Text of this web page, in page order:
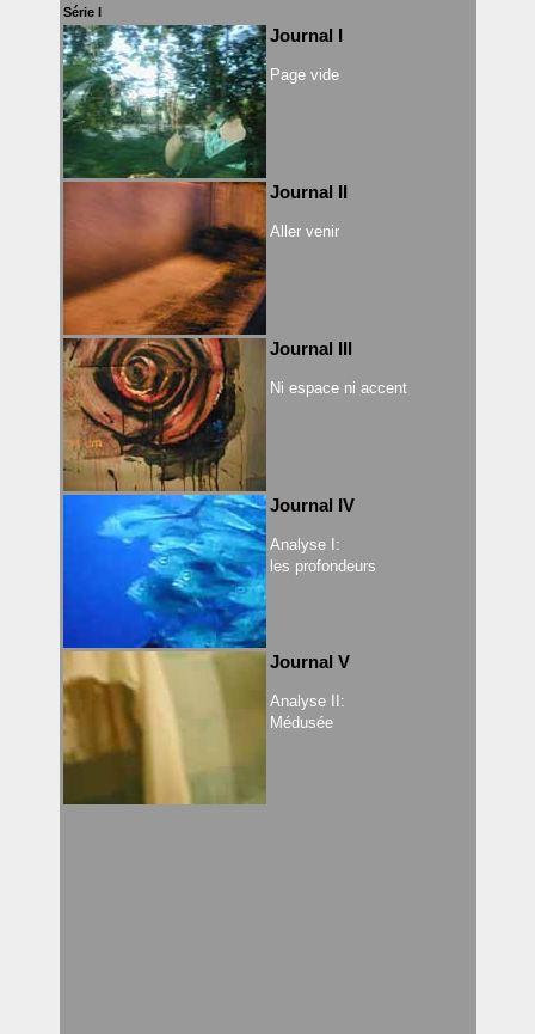
Série I
Journal I
Page vide
Journal II
Aller venir
Journal III
Ni espace ni accent
Journal IV
Analyse I:
les profondeurs
Journal V
Analyse II:
Médusée